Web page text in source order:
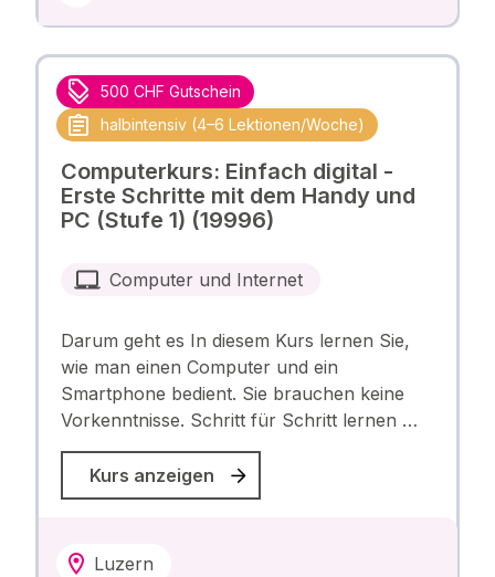
500 CHF Gutschein
halbintensiv (4–6 Lektionen/Woche)
Computerkurs: Einfach digital -
Erste Schritte mit dem Handy und
PC (Stufe 1) (19996)
Computer und Internet
Darum geht es In diesem Kurs lernen Sie,
wie man einen Computer und ein
Smartphone bedient. Sie brauchen keine
Vorkenntnisse. Schritt für Schritt lernen …
Kurs anzeigen
Luzern